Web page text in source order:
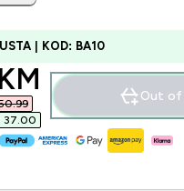
| KOD: BA10
price
37.00‎
Out